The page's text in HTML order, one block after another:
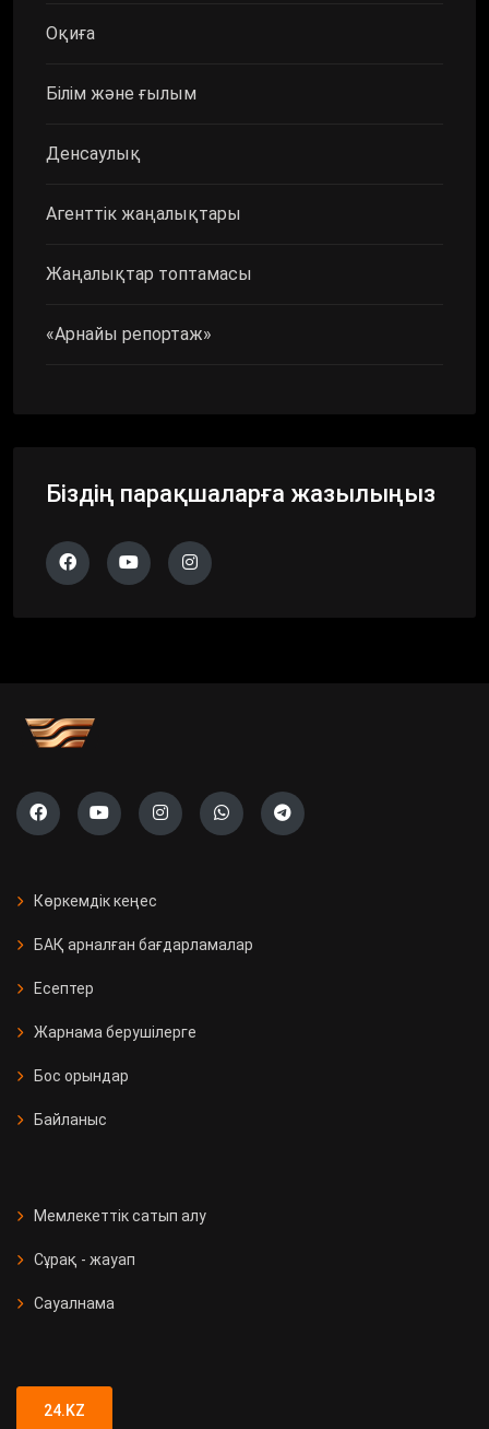
Оқиға
Білім және ғылым
Денсаулық
Агенттік жаңалықтары
Жаңалықтар топтамасы
«Арнайы репортаж»
Біздің парақшаларға жазылыңыз
Көркемдік кеңес
БАҚ арналған бағдарламалар
Есептер
Жарнама берушілерге
Бос орындар
Байланыс
Мемлекеттік сатып алу
Сұрақ - жауап
Сауалнама
24.KZ